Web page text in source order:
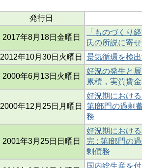
発行日
2017年8月18日金曜日
「ものづくり
氏の所説に寄
2012年10月30日火曜日
景気循環を検
2000年6月13日火曜日
好況の発生と
累積，実質賃
2000年12月25日月曜日
好況期におけ
第I部門の過剰
務
2001年3月25日日曜日
好況期におけ
完 : 第I部門の
剰債務
国内総生産を